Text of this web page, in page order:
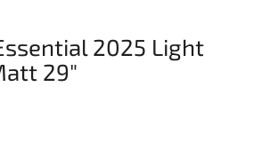
2025 Light
29"